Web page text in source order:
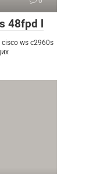
48fpd l
ws c2960s